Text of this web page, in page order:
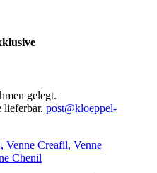
gelegt.
lieferbar. post@kloeppel-
Venne Creafil, Venne
Chenil